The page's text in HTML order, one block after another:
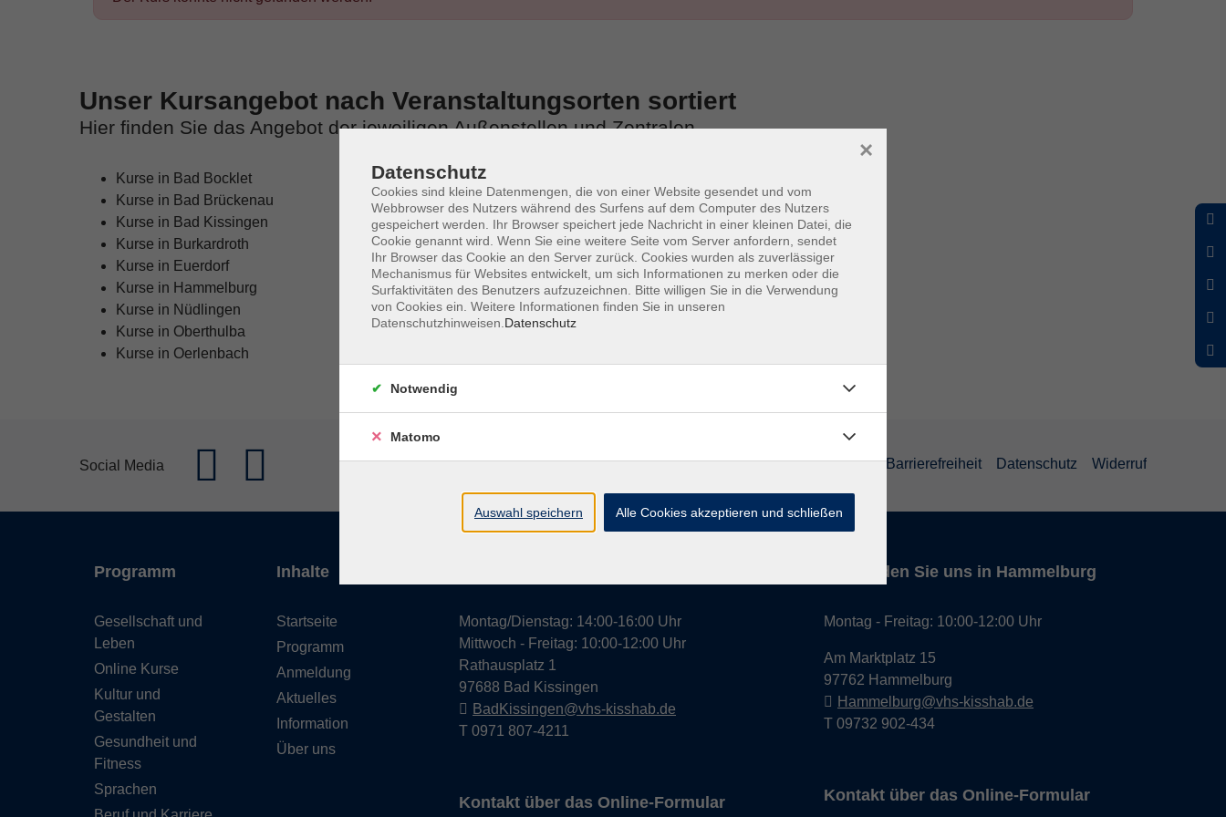
Unser Kursangebot nach Veranstaltungsorten sortiert
Hier finden Sie das Angebot der jeweiligen Außenstellen und Zentralen
Kurse in Bad Bocklet
Kurse in Bad Brückenau
Kurse in Bad Kissingen
Kurse in Burkardroth
Kurse in Euerdorf
Kurse in Hammelburg
Kurse in Nüdlingen
Kurse in Oberthulba
Kurse in Oerlenbach
Social Media Widerrufsrecht Impressum AGB Barrierefreiheit Datenschutz Widerruf
Programm
Gesellschaft und
Leben
Online Kurse
Kultur und
Gestalten
Gesundheit und
Fitness
Sprachen
Inhalte
Startseite
Programm
Anmeldung
Aktuelles
Information
Über uns
Montag/Dienstag: 14:00-16:00 Uhr
Mittwoch - Freitag: 10:00-12:00 Uhr
Rathausplatz 1
97688 Bad Kissingen
BadKissingen@vhs-kisshab.de
T 0971 807-4211
Kontakt über das Online-Formular
Hier finden Sie uns in Hammelburg
Montag - Freitag: 10:00-12:00 Uhr
Am Marktplatz 15
97762 Hammelburg
Hammelburg@vhs-kisshab.de
T 09732 902-434
Kontakt über das Online-Formular
Datenschutz
Cookies sind kleine Datenmengen, die von einer Website gesendet und vom
Webbrowser des Nutzers während des Surfens auf dem Computer des Nutzers
gespeichert werden. Ihr Browser speichert jede Nachricht in einer kleinen Datei, die
Cookie genannt wird. Wenn Sie eine weitere Seite vom Server anfordern, sendet
Ihr Browser das Cookie an den Server zurück. Cookies wurden als zuverlässiger
Mechanismus für Websites entwickelt, um sich Informationen zu merken oder die
Surfaktivitäten des Benutzers aufzuzeichnen. Bitte willigen Sie in die Verwendung
von Cookies ein. Weitere Informationen finden Sie in unseren
Datenschutzhinweisen. Datenschutz
×
Notwendig
Matomo
Auswahl speichern Alle Cookies akzeptieren und schließen